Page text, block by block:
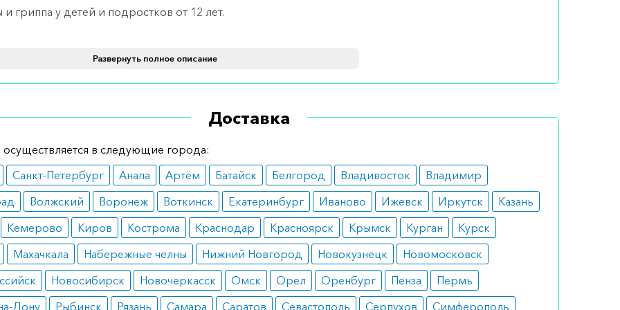
и гриппа у детей и подростков от 12 лет.
заболевания кишечника;
желудочные кровотечения, инсульты или кровотечения
со свертываемостью крови;
поражение печени и/или почек;
сердечная недостаточность;
триместр беременности;
не достигшие двенадцатилетнего возраста.
для перорального применения и только
применения. Стандартная доза составляет 1 капсулу до
день.
Развернуть полное описание
Доставка
осуществляется в следующие города:
Санкт-Петербург Анапа Артём Батайск Белгород Владивосток
Владимир
Волжский Воронеж Воткинск Екатеринбург Иваново Ижевск Иркутск
Казань
Кемерово Киров Кострома Краснодар Красноярск Крымск Курган
Курск
Махачкала Набережные челны Нижний Новгород Новокузнецк
Новомосковск
Новосибирск Новочеркасск Омск Орел Оренбург Пенза
Пермь
Дону
Рыбинск Рязань Самара Саратов Севастополь Серпухов
Симферополь